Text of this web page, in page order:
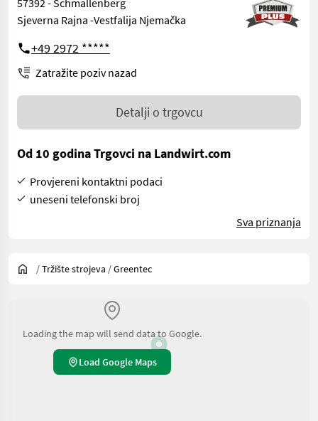
57392 - Schmallenberg
Sjeverna Rajna -Vestfalija Njemačka
+49 2972 *****
Zatražite poziv nazad
Detalji o trgovcu
Od 10 godina Trgovci na Landwirt.com
Provjereni kontaktni podaci
uneseni telefonski broj
Sva priznanja
/Tržište strojeva /Greentec
Loading the map will send data to Google.
Load Google Maps